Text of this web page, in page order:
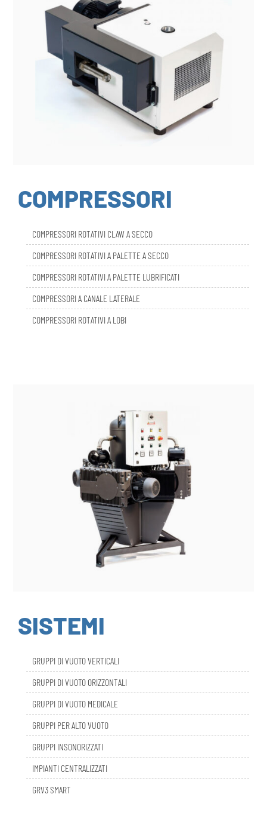
COMPRESSORI
COMPRESSORI ROTATIVI A PALETTE A SECCO
COMPRESSORI ROTATIVI A PALETTE LUBRIFICATI
COMPRESSORI A CANALE LATERALE
COMPRESSORI ROTATIVI A LOBI
SISTEMI
GRUPPI DI VUOTO ORIZZONTALI
GRUPPI DI VUOTO MEDICALE
GRUPPI PER ALTO VUOTO
GRUPPI INSONORIZZATI
IMPIANTI CENTRALIZZATI
GRV3 SMART